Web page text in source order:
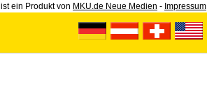
ist ein Produkt von MKU.de Neue Medien - Impressum